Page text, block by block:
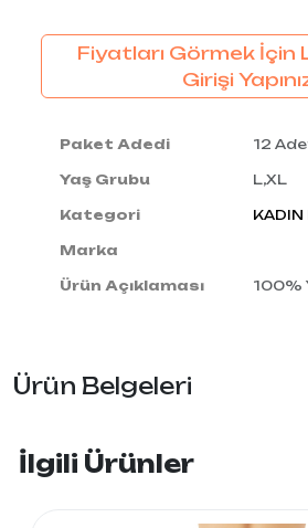
Fiyatları Görmek İçin
Girişi
Paket Adedi 12
Yaş Grubu L,XL
Kategori KADIN
Marka
Ürün Açıklaması 100%
Ürün Belgeleri
İlgili Ürünler